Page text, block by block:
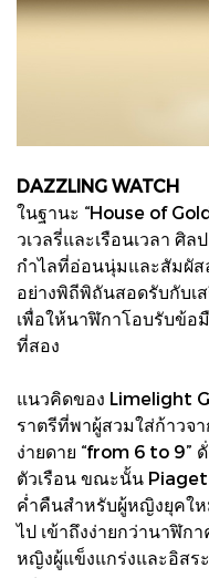
DAZZLING WATCH
ในฐานะ “House of
วเวลรี่และเรือนเวลา ศิ
กำไลที่อ่อนนุ่มและสัมผัส
อย่างพิถีพิถันสอดรับกับเ
เพื่อให้นาฬิกาโอบรับข้
ที่สอง
แนวคิดของ Limelight
ราตรีที่พาผู้สวมใส่ก้าวจ
ง่ายดาย “from 6 to 9”
ตัวเรือน ขณะนั้น Piaget
ค่ำคืนสำหรับผู้หญิงยุคให
ไป เข้าถึงง่ายกว่านาฬิก
หญิงผู้แข็งแกร่งและอิสร